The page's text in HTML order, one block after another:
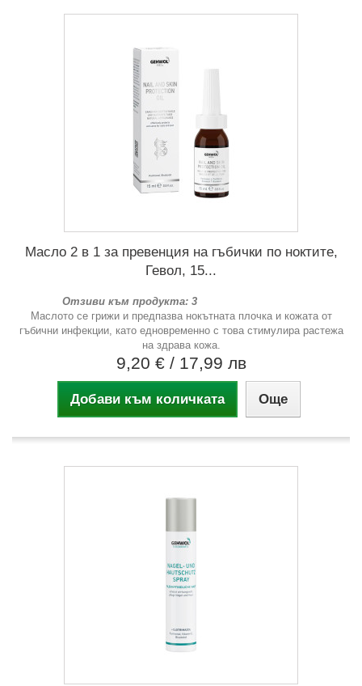
Масло 2 в 1 за превенция на гъбички по ноктите,
Гевол, 15...
Отзиви към продукта: 3
Маслото се грижи и предпазва нокътната плочка и кожата от
гъбични инфекции, като едновременно с това стимулира растежа
на здрава кожа.
9,20 € / 17,99 лв
Добави към количката Още